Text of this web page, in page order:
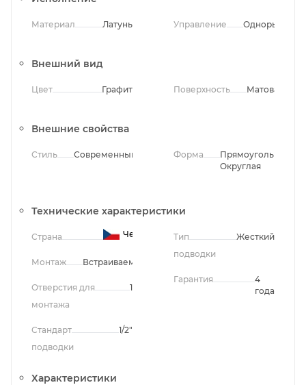
Материал Латунь Управление
Внешний вид
Цвет Графит Поверхность Матовая
Внешние свойства
Стиль Современный Форма
Прямоугольная,
Округлая
Технические характеристики
Страна Чехия
Монтаж Встраиваемый
Отверстия для
монтажа
1
Стандарт
подводки
1/2"
Тип
подводки
Жесткий
Гарантия
4
года
Характеристики